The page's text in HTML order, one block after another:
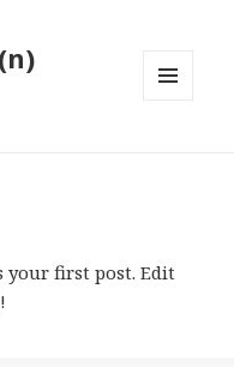
your first post. Edit